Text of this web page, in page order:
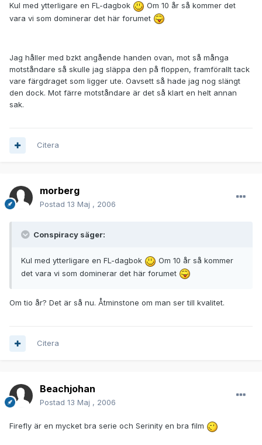
Kul med ytterligare en FL-dagbok
Om 10 år så kommer det
vara vi som dominerar det här forumet
Jag håller med bzkt angående handen ovan, mot så många
motståndare så skulle jag släppa den på floppen, framförallt tack
vare färgdraget som ligger ute. Oavsett så hade jag nog slängt
den dock. Mot färre motståndare är det så klart en helt annan
sak.
Citera
morberg
Postad 13 Maj , 2006
Conspiracy säger:
Kul med ytterligare en FL-dagbok
Om 10 år så kommer
det vara vi som dominerar det här forumet
Om tio år? Det är så nu. Åtminstone om man ser till kvalitet.
Citera
Beachjohan
Postad 13 Maj , 2006
Firefly är en mycket bra serie och Serinity en bra film